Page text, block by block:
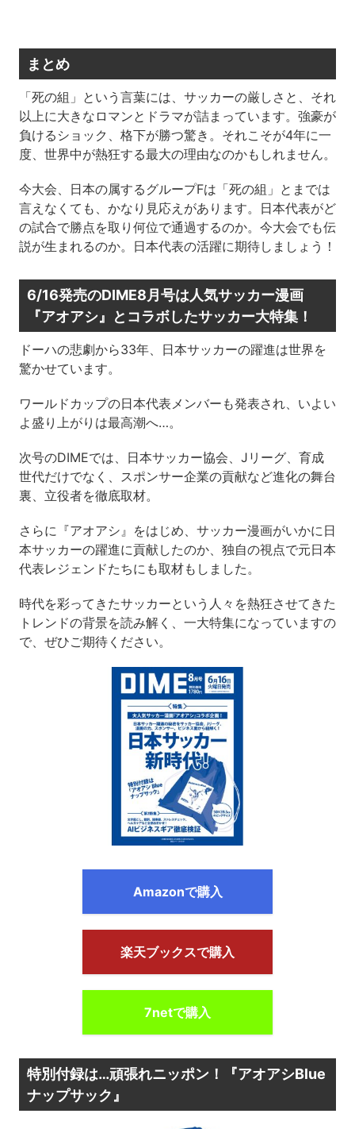
まとめ
「死の組」という言葉には、サッカーの厳しさと、それ
以上に大きなロマンとドラマが詰まっています。強豪が
負けるショック、格下が勝つ驚き。それこそが4年に一
度、世界中が熱狂する最大の理由なのかもしれません。
今大会、日本の属するグループFは「死の組」とまでは
言えなくても、かなり見応えがあります。日本代表がど
の試合で勝点を取り何位で通過するのか。今大会でも伝
説が生まれるのか。日本代表の活躍に期待しましょう！
6/16発売のDIME8月号は人気サッカー漫画
『アオアシ』とコラボしたサッカー大特集！
ドーハの悲劇から33年、日本サッカーの躍進は世界を
驚かせています。
ワールドカップの日本代表メンバーも発表され、いよい
よ盛り上がりは最高潮へ…。
次号のDIMEでは、日本サッカー協会、Jリーグ、育成
世代だけでなく、スポンサー企業の貢献など進化の舞台
裏、立役者を徹底取材。
さらに『アオアシ』をはじめ、サッカー漫画がいかに日
本サッカーの躍進に貢献したのか、独自の視点で元日本
代表レジェンドたちにも取材もしました。
時代を彩ってきたサッカーという人々を熱狂させてきた
トレンドの背景を読み解く、一大特集になっていますの
で、ぜひご期待ください。
Amazonで購入
楽天ブックスで購入
7netで購入
特別付録は…頑張れニッポン！『アオアシBlue
ナップサック』